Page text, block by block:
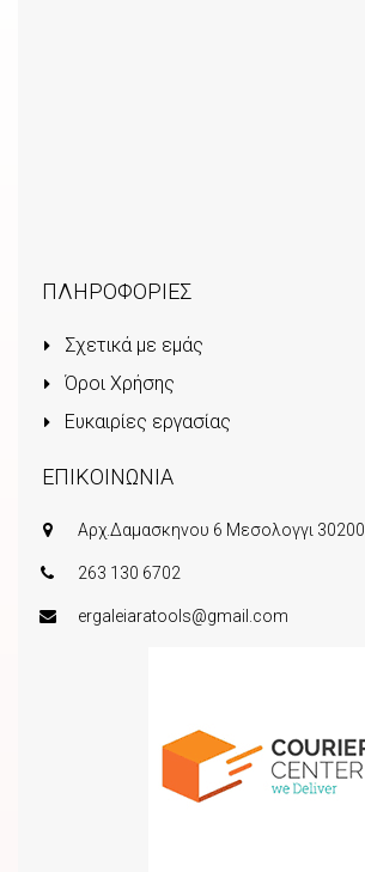
ΠΛΗΡΟΦΟΡΙΕΣ
Σχετικά με εμάς
Όροι Χρήσης
Ευκαιρίες εργασίας
ΕΠΙΚΟΙΝΩΝΙΑ
Αρχ.Δαμασκηνου 6 Μεσολογγι 30200
263 130 6702
ergaleiaratools@gmail.com